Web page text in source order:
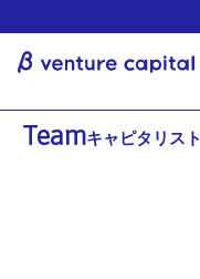
Teamキャピタリスト